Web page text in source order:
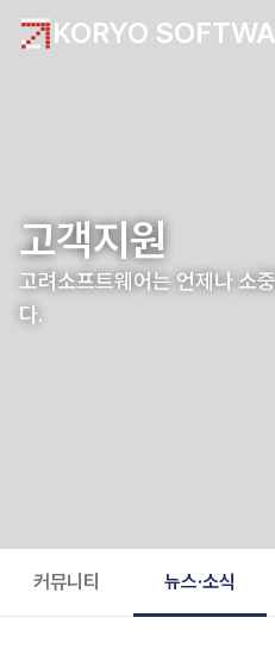
KORYO
고객지원
고려소프트웨어는 언제나 소
다.
커뮤니티 뉴스·소식